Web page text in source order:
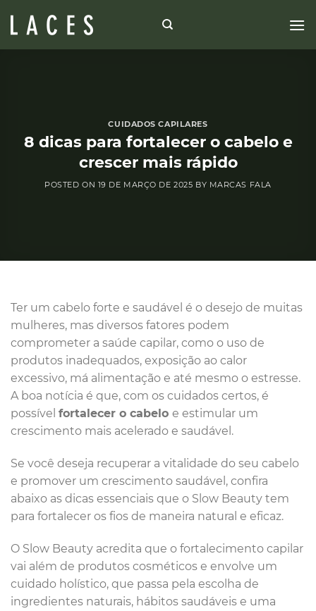
CUIDADOS CAPILARES
8 dicas para fortalecer o cabelo e
crescer mais rápido
POSTED ON 19 DE MARÇO DE 2025 BY MARCAS FALA
Ter um cabelo forte e saudável é o desejo de muitas
mulheres, mas diversos fatores podem
comprometer a saúde capilar, como o uso de
produtos inadequados, exposição ao calor
excessivo, má alimentação e até mesmo o estresse.
A boa notícia é que, com os cuidados certos, é
possível fortalecer o cabelo e estimular um
crescimento mais acelerado e saudável.
Se você deseja recuperar a vitalidade do seu cabelo
e promover um crescimento saudável, confira
abaixo as dicas essenciais que o Slow Beauty tem
para fortalecer os fios de maneira natural e eficaz.
O Slow Beauty acredita que o fortalecimento capilar
vai além de produtos cosméticos e envolve um
cuidado holístico, que passa pela escolha de
ingredientes naturais, hábitos saudáveis e uma